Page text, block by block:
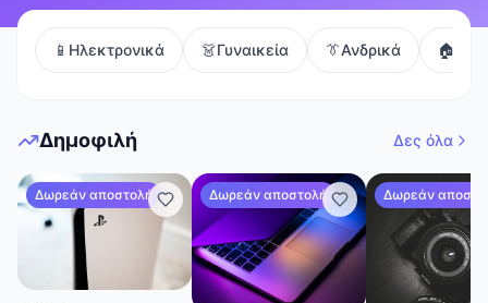
📱 Ηλεκτρονικά 👗Γυναικεία 👔Ανδρικά 🏠
Δημοφιλή Δες όλα
Δωρεάν αποστολή Δωρεάν αποστολή Δωρεάν